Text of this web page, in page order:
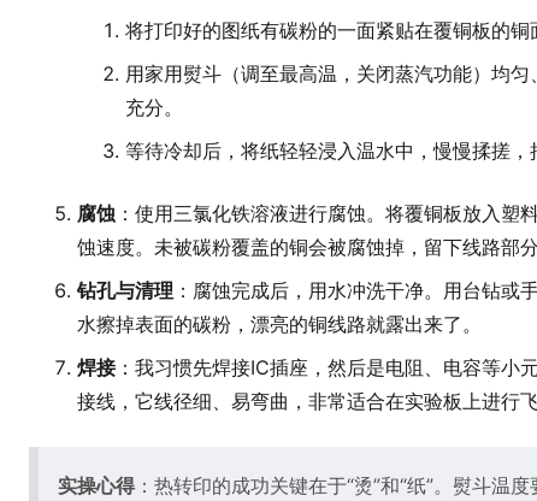
将打印好的图纸有碳粉的一面紧贴在覆铜板的铜
用家用熨斗（调至最高温，关闭蒸汽功能）均
充分。
等待冷却后，将纸轻轻浸入温水中，慢慢揉搓
腐蚀 ：使用三氯化铁溶液进行腐蚀。将覆铜板放入
蚀速度。未被碳粉覆盖的铜会被腐蚀掉，留下线路部分
钻孔与清理 ：腐蚀完成后，用水冲洗干净。用台钻
水擦掉表面的碳粉，漂亮的铜线路就露出来了。
焊接：我习惯先焊接IC插座，然后是电阻、电容等小
接线，它线径细、易弯曲，非常适合在实验板上进行飞
实操心得：热转印的成功关键在于“烫”和“纸”。熨斗温